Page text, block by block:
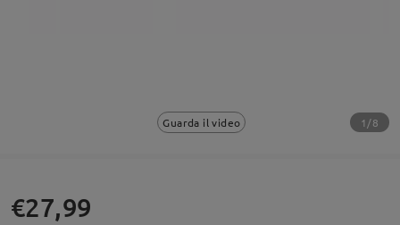
Guarda il video 1/8
€27,99